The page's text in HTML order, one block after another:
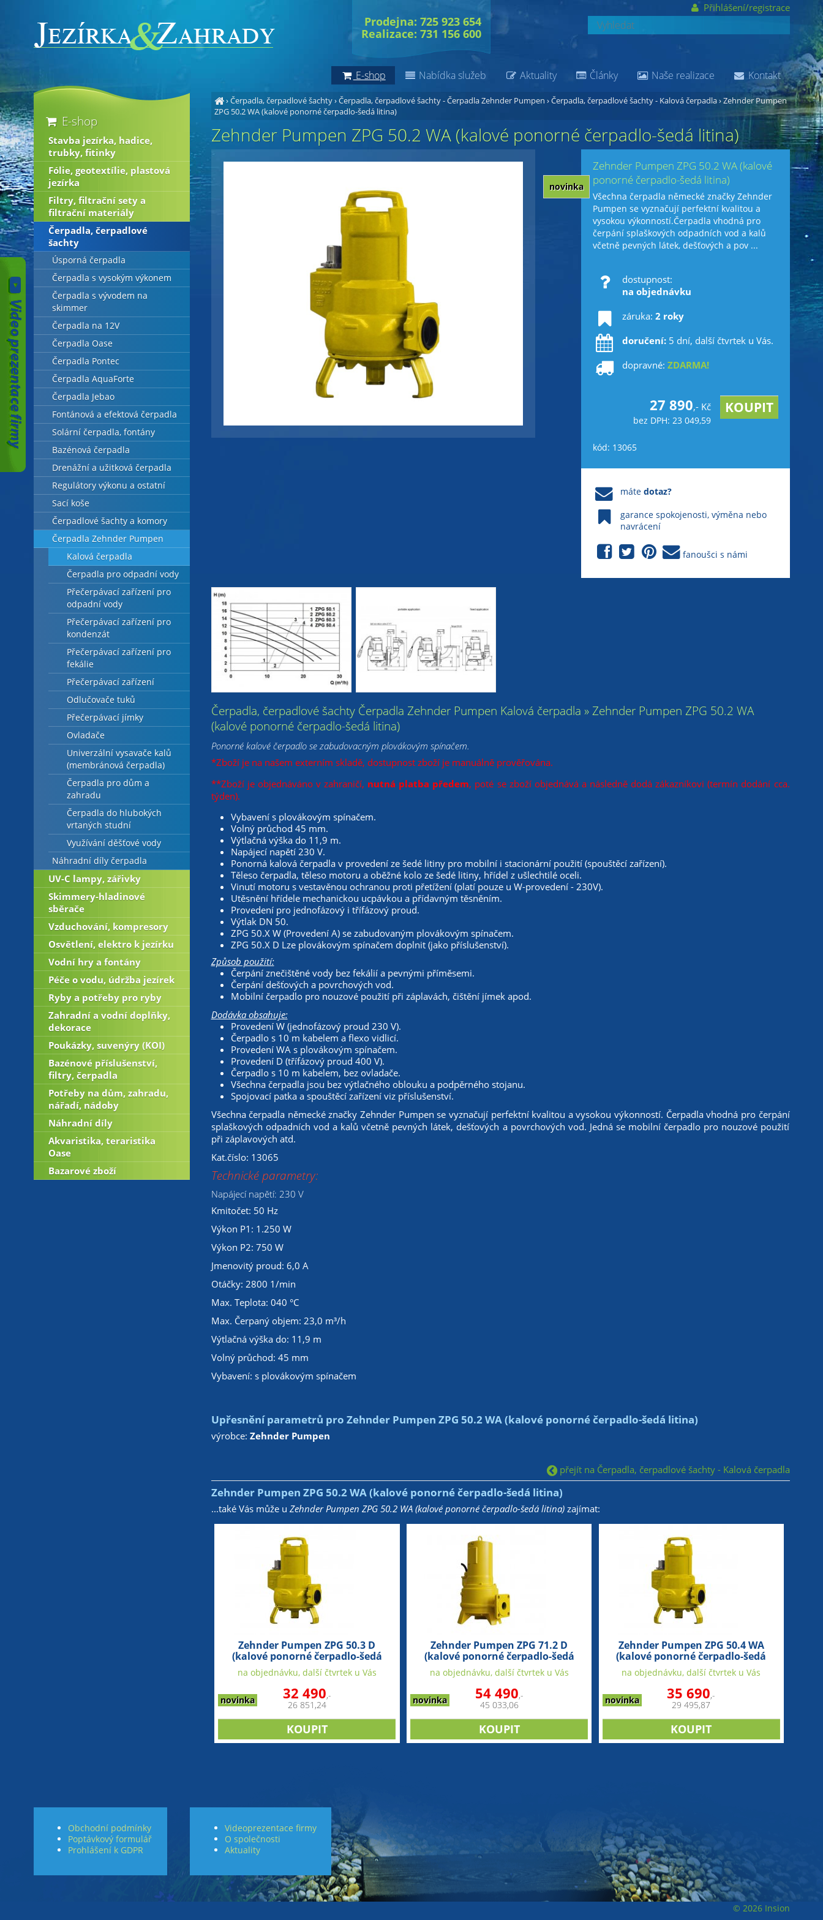
›Čerpadla, čerpadlové šachty›Čerpadla, čerpadlové šachty - Čerpadla Zehnder Pumpen ›Čerpadla, čerpadlové šachty - Kalová čerpadla›Zehnder Pumpen
ZPG 50.2 WA (kalové ponorné čerpadlo-šedá litina)
Zehnder Pumpen ZPG 50.2 WA (kalové ponorné čerpadlo-šedá litina)
Zehnder Pumpen ZPG 50.2 WA (kalové
ponorné čerpadlo-šedá litina)
Všechna čerpadla německé značky Zehnder
Pumpen se vyznačují perfektní kvalitou a
vysokou výkonností.Čerpadla vhodná pro
čerpání splaškových odpadních vod a kalů
včetně pevných látek, dešťových a pov ...
novinka
dostupnost:
na objednávku
záruka: 2 roky
doručení: 5 dní, další čtvrtek u Vás.
dopravné: ZDARMA!
27 890,- Kč
bez DPH: 23 049,59
kód: 13065
mátedotaz?
garance spokojenosti, výměna nebo
navrácení
fanoušci s námi
Čerpadla, čerpadlové šachty Čerpadla Zehnder Pumpen Kalová čerpadla » Zehnder Pumpen ZPG 50.2 WA
(kalové ponorné čerpadlo-šedá litina)
Ponorné kalové čerpadlo se zabudovacným plovákovým spínačem.
*Zboží je na našem externím skladě, dostupnost zboží je manuálně prověřována.
**Zboží je objednáváno v zahraničí, nutná platba předem, poté se zboží objednává a následně dodá zákazníkovi (termín dodání cca.
týden).
Vybavení s plovákovým spínačem.
Volný průchod 45 mm.
Výtlačná výška do 11,9 m.
Napájecí napětí 230 V.
Ponorná kalová čerpadla v provedení ze šedé litiny pro mobilní i stacionární použití (spouštěcí zařízení).
Těleso čerpadla, těleso motoru a oběžné kolo ze šedé litiny, hřídel z ušlechtilé oceli.
Vinutí motoru s vestavěnou ochranou proti přetížení (platí pouze u W-provedení - 230V).
Utěsnění hřídele mechanickou ucpávkou a přídavným těsněním.
Provedení pro jednofázový i třífázový proud.
Výtlak DN 50.
ZPG 50.X W (Provedení A) se zabudovaným plovákovým spínačem.
ZPG 50.X D Lze plovákovým spínačem doplnit (jako příslušenství).
Způsob použití:
Čerpání znečištěné vody bez fekálií a pevnými příměsemi.
Čerpání dešťových a povrchových vod.
Mobilní čerpadlo pro nouzové použití při záplavách, čištění jímek apod.
Dodávka obsahuje:
Provedení W (jednofázový proud 230 V).
Čerpadlo s 10 m kabelem a flexo vidlicí.
Provedení WA s plovákovým spínačem.
Provedení D (třífázový proud 400 V).
Čerpadlo s 10 m kabelem, bez ovladače.
Všechna čerpadla jsou bez výtlačného oblouku a podpěrného stojanu.
Spojovací patka a spouštěcí zařízení viz příslušenství.
Všechna čerpadla německé značky Zehnder Pumpen se vyznačují perfektní kvalitou a vysokou výkonností. Čerpadla vhodná pro čerpání
splaškových odpadních vod a kalů včetně pevných látek, dešťových a povrchových vod. Jedná se mobilní čerpadlo pro nouzové použití
při záplavových atd.
Kat.číslo: 13065
Technické parametry:
Napájecí napětí: 230 V
Kmitočet: 50 Hz
Výkon P1: 1.250 W
Výkon P2: 750 W
Jmenovitý proud: 6,0 A
Otáčky: 2800 1/min
Max. Teplota: 040 °C
Max. Čerpaný objem: 23,0 m³/h
Výtlačná výška do: 11,9 m
Volný průchod: 45 mm
Vybavení: s plovákovým spínačem
Upřesnění parametrů pro Zehnder Pumpen ZPG 50.2 WA (kalové ponorné čerpadlo-šedá litina)
výrobce: Zehnder Pumpen
přejít na Čerpadla, čerpadlové šachty - Kalová čerpadla
Zehnder Pumpen ZPG 50.2 WA (kalové ponorné čerpadlo-šedá litina)
...také Vás může u Zehnder Pumpen ZPG 50.2 WA (kalové ponorné čerpadlo-šedá litina)zajímat:
Zehnder Pumpen ZPG 50.3 D
(kalové ponorné čerpadlo-šedá
litina)
novinka
na objednávku, další čtvrtek u Vás
32 490,-
26 851,24
Zehnder Pumpen ZPG 71.2 D
(kalové ponorné čerpadlo-šedá
litina)
novinka
na objednávku, další čtvrtek u Vás
54 490,-
45 033,06
Zehnder Pumpen ZPG 50.4 WA
(kalové ponorné čerpadlo-šedá
litina)
novinka
na objednávku, další čtvrtek u Vás
35 690,-
29 495,87
E-shop
Stavba jezírka, hadice,
trubky, fitinky
Fólie, geotextílie, plastová
jezírka
Filtry, filtrační sety a
filtrační materiály
Čerpadla, čerpadlové
šachty
Úsporná čerpadla
Čerpadla s vysokým výkonem
Čerpadla s vývodem na
skimmer
Čerpadla na 12V
Čerpadla Oase
Čerpadla Pontec
Čerpadla AquaForte
Čerpadla Jebao
Fontánová a efektová čerpadla
Solární čerpadla, fontány
Bazénová čerpadla
Drenážní a užitková čerpadla
Regulátory výkonu a ostatní
Sací koše
Čerpadlové šachty a komory
Čerpadla Zehnder Pumpen
Kalová čerpadla
Čerpadla pro odpadní vody
Přečerpávací zařízení pro
odpadní vody
Přečerpávací zařízení pro
kondenzát
Přečerpávací zařízení pro
fekálie
Přečerpávací zařízení
Odlučovače tuků
Přečerpávací jímky
Ovladače
Univerzální vysavače kalů
(membránová čerpadla)
Čerpadla pro dům a
zahradu
Čerpadla do hlubokých
vrtaných studní
Využívání děšťové vody
Náhradní díly čerpadla
UV-C lampy, zářivky
Skimmery-hladinové
sběrače
Vzduchování, kompresory
Osvětlení, elektro k jezírku
Vodní hry a fontány
Péče o vodu, údržba jezírek
Ryby a potřeby pro ryby
Zahradní a vodní doplňky,
dekorace
Poukázky, suvenýry (KOI)
Bazénové příslušenství,
filtry, čerpadla
Potřeby na dům, zahradu,
nářadí, nádoby
Náhradní díly
Akvaristika, teraristika
Oase
Bazarové zboží
E-shop Nabídka služeb Aktuality Články Naše realizace Kontakt
Prodejna: 725 923 654
Realizace: 731 156 600
Přihlášení/registrace
Obchodní podmínky
Poptávkový formulář
Prohlášení k GDPR
Videoprezentace firmy
O společnosti
Aktuality
© 2026 Insion